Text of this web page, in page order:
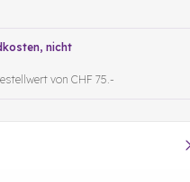
, nicht
von CHF 75.-